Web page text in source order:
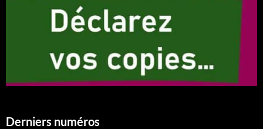
Derniers numéros